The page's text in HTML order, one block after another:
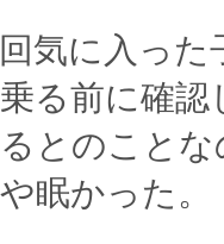
気に入った
る前に確認
とのこと
眠かった。